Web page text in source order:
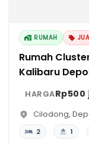
RUMAH
Rumah
Kalibaru
HARGA
Cilodong,
2 1